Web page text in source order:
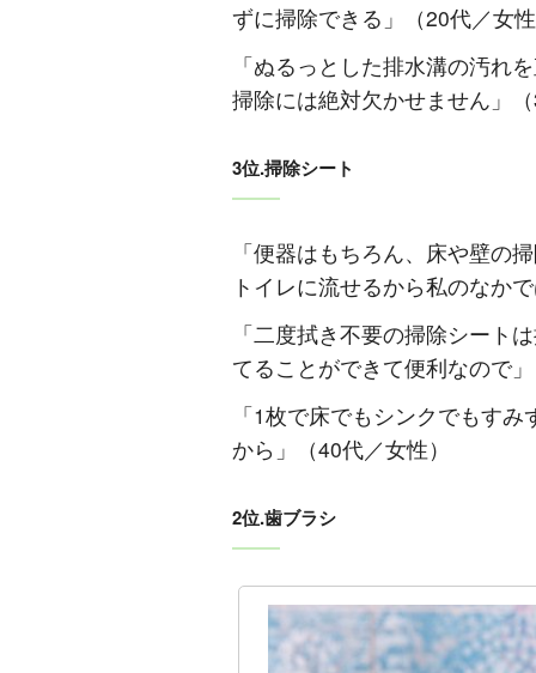
ずに掃除できる」（20代／女
「ぬるっとした排水溝の汚れ
掃除には絶対欠かせません」
3位.掃除シート
「便器はもちろん、床や壁の
トイレに流せるから私のなか
「二度拭き不要の掃除シート
てることができて便利なので
「1枚で床でもシンクでもす
から」（40代／女性）
2位.歯ブラシ